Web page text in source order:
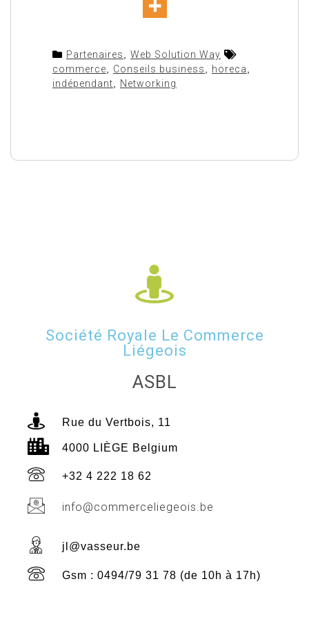
Partenaires, Web Solution Way
commerce, Conseils business, horeca,
indépendant, Networking
Société Royale Le Commerce
Liégeois
ASBL
Rue du Vertbois, 11
4000 LIÈGE Belgium
+32 4 222 18 62
info@commerceliegeois.be
jl@vasseur.be
Gsm : 0494/79 31 78 (de 10h à 17h)